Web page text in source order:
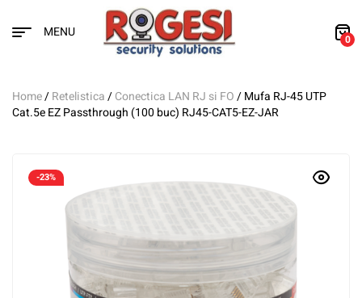
MENU 0
Home/Retelistica/Conectica LAN RJ si FO/ Mufa RJ-45 UTP
Cat.5e EZ Passthrough (100 buc) RJ45-CAT5-EZ-JAR
-23%